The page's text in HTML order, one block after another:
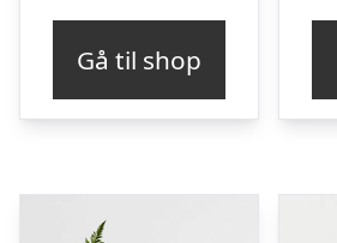
Gå til shop